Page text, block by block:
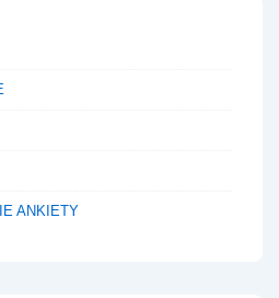
ANKIETY